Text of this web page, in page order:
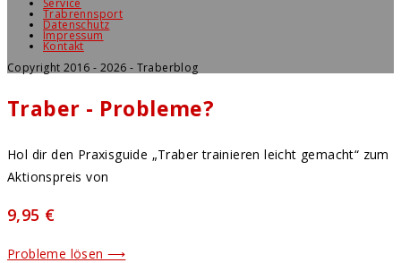
Trabrennsport
Datenschutz
Impressum
Kontakt
Copyright 2016 - 2026 - Traberblog
Traber - Probleme?
Hol dir den Praxisguide „Traber trainieren leicht gemacht“ zum
Aktionspreis von
9,95 €
Probleme lösen ⟶